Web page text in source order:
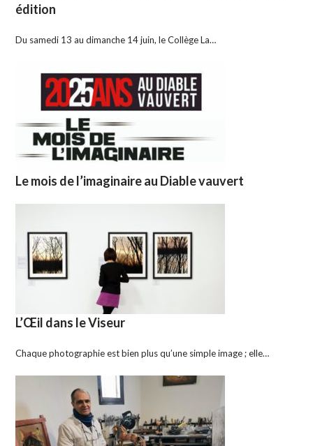
édition
Du samedi 13 au dimanche 14 juin, le Collège La…
Le mois de l’imaginaire au Diable vauvert
L’Œil dans le Viseur
Chaque photographie est bien plus qu’une simple image ; elle…